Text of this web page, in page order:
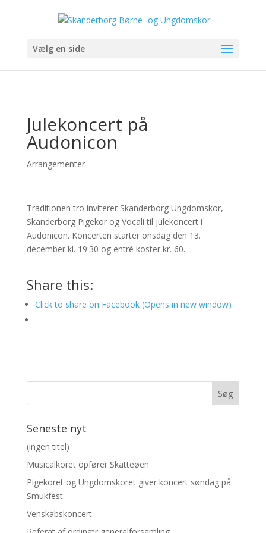
Vælg en side
Julekoncert på
Audonicon
Arrangementer
Traditionen tro inviterer Skanderborg Ungdomskor,
Skanderborg Pigekor og Vocali til julekoncert i
Audonicon. Koncerten starter onsdag den 13.
december kl. 19:30 og entré koster kr. 60.
Share this:
Click to share on Facebook (Opens in new window)
Seneste nyt
(ingen titel)
Musicalkoret opfører Skatteøen
Pigekoret og Ungdomskoret giver koncert søndag på
Smukfest
Venskabskoncert